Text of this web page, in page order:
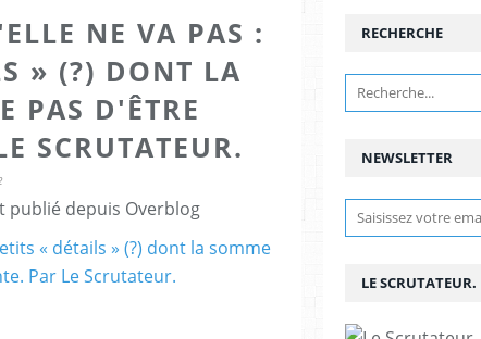
NE VA PAS :
» (?) DONT LA
PAS D'ÊTRE
SCRUTATEUR.
publié depuis Overblog
NEWSLETTER
RECHERCHE
LE SCRUTATEUR.